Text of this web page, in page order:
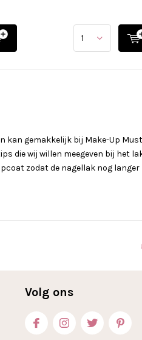
kan gemakkelijk bij Make-Up
die wij willen meegeven bij het
zodat de nagellak nog
Volg ons